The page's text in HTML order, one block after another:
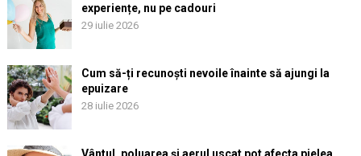
experiențe, nu pe cadouri
29 iulie 2026
Cum să-ți recunoști nevoile înainte să ajungi la
epuizare
28 iulie 2026